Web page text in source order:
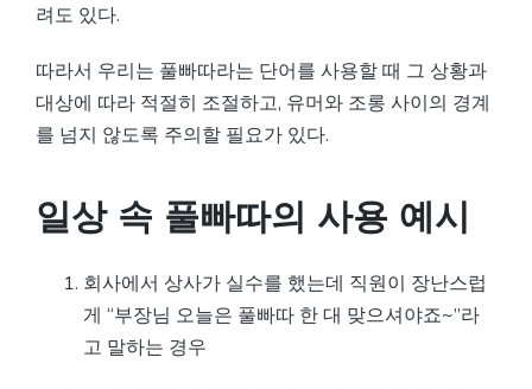
려도 있다.
따라서 우리는 풀빠따라는 단어를 사용할 때 그 상황과
대상에 따라 적절히 조절하고, 유머와 조롱 사이의 경계
를 넘지 않도록 주의할 필요가 있다.
일상 속 풀빠따의 사용 예시
회사에서 상사가 실수를 했는데 직원이 장난스럽
게 “부장님 오늘은 풀빠따 한 대 맞으셔야죠~”라
고 말하는 경우